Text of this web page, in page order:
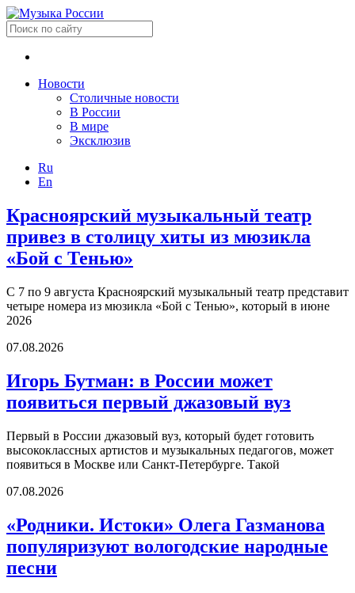
Новости
Столичные новости
В России
В мире
Эксклюзив
Ru
En
Красноярский музыкальный театр
привез в столицу хиты из мюзикла
«Бой с Тенью»
С 7 по 9 августа Красноярский музыкальный театр представит
четыре номера из мюзикла «Бой с Тенью», который в июне
2026
07.08.2026
Игорь Бутман: в России может
появиться первый джазовый вуз
Первый в России джазовый вуз, который будет готовить
высококлассных артистов и музыкальных педагогов, может
появиться в Москве или Санкт-Петербурге. Такой
07.08.2026
«Родники. Истоки» Олега Газманова
популяризуют вологодские народные
песни